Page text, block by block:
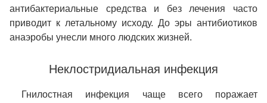
антибактериальные средства и без лечения часто
приводит к летальному исходу. До эры антибиотиков
анаэробы унесли много людских жизней.
Неклостридиальная инфекция
Гнилостная инфекция чаще всего поражает